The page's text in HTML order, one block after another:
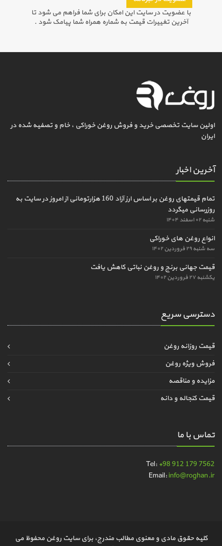
با عضویت در سایت این امکان برای شما فراهم می شود تا
آخرین تغییرات قیمت به شماره همراه شما پیامک شود .
اولین سایت تخصصی خرید و فروش روغن خوراکی ، خام و تصفیه شده در
ایران
آخرین اخبار
تمام قیمتهای روغن بر اساس ارز آزاد 160 هزارتومانی از امروز در سایت به
روزرسانی میگردد
شنبه ۰۲ اسفند ۱۴۰۴
انواع روغن های خوراکی
سه شنبه ۲۹ فروردین ۱۴۰۲
قیمت جهانی برنج و روغن نباتی کاهش یافت
یکشنبه ۲۷ فروردین ۱۴۰۲
دسترسی سریع
قیمت روزانه روغن
فروش ویژه روغن
مزایده و مناقصه
قیمت کنجاله و دانه
تماس با ما
Tel: +98 912 179 7562
Email:info@roghan.ir
کلیه حقوق مادی و معنوی مطالب مندرج، برای سایت روغن محفوظ می